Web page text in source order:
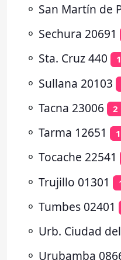
⚬ San Martín de
⚬ Sechura 20691
⚬ Sta. Cruz 440 1
⚬ Sullana 20103
⚬ Tacna 23006 2
⚬ Tarma 12651 1
⚬ Tocache 22541
⚬ Trujillo 01301
⚬ Tumbes 02401
⚬ Urb. Ciudad
⚬ Urubamba